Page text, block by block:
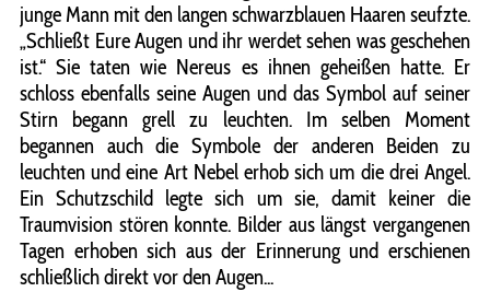
junge Mann mit den langen schwarzblauen Haaren seufzte.
„Schließt Eure Augen und ihr werdet sehen was geschehen
ist.“ Sie taten wie Nereus es ihnen geheißen hatte. Er
schloss ebenfalls seine Augen und das Symbol auf seiner
Stirn begann grell zu leuchten. Im selben Moment
begannen auch die Symbole der anderen Beiden zu
leuchten und eine Art Nebel erhob sich um die drei Angel.
Ein Schutzschild legte sich um sie, damit keiner die
Traumvision stören konnte. Bilder aus längst vergangenen
Tagen erhoben sich aus der Erinnerung und erschienen
schließlich direkt vor den Augen...